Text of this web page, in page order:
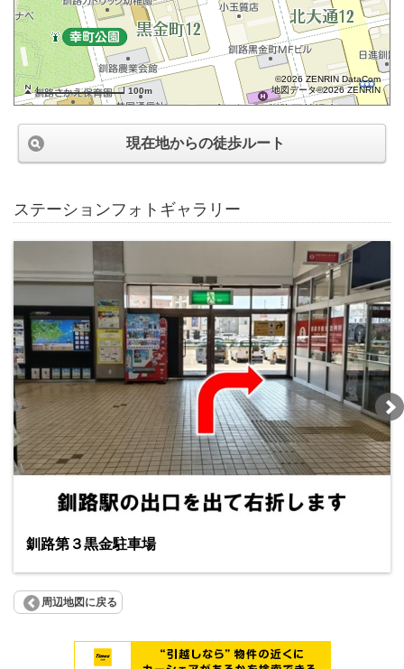
100m
©2026 ZENRIN DataCom
地図データ©2026 ZENRIN
現在地からの徒歩ルート
ステーションフォトギャラリー
釧路第３黒金駐車場
周辺地図に戻る